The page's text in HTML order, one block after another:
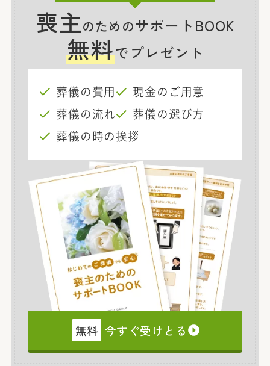
喪主のためのサポートBOOK
無料でプレゼント
葬儀の費用
現金のご用意
葬儀の流れ
葬儀の選び方
葬儀の時の挨拶
無料 今すぐ受けとる